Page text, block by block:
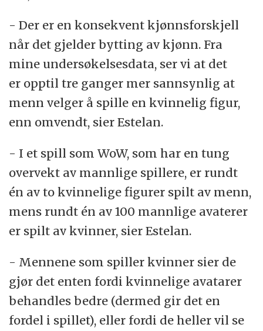
- Der er en konsekvent kjønnsforskjell
når det gjelder bytting av kjønn. Fra
mine undersøkelsesdata, ser vi at det
er opptil tre ganger mer sannsynlig at
menn velger å spille en kvinnelig figur,
enn omvendt, sier Estelan.
- I et spill som WoW, som har en tung
overvekt av mannlige spillere, er rundt
én av to kvinnelige figurer spilt av menn,
mens rundt én av 100 mannlige avaterer
er spilt av kvinner, sier Estelan.
- Mennene som spiller kvinner sier de
gjør det enten fordi kvinnelige avatarer
behandles bedre (dermed gir det en
fordel i spillet), eller fordi de heller vil se